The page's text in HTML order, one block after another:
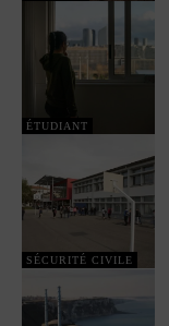
ÉTUDIANT
SÉCURITÉ CIVILE